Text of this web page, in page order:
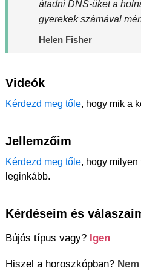
átadni DNS-üket a
gyerekek számával
Helen Fisher
Videók
Kérdezd meg tőle, hogy mik a
Jellemzőim
Kérdezd meg tőle, hogy
leginkább.
Kérdéseim és
Bújós típus vagy? Igen
Hiszel a horoszkópban? Nem